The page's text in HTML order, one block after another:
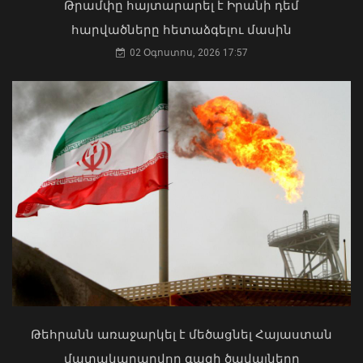
06 Օգոստոս, 2026 22:33
Վթար Լոռու մարզում․ փրկարարները
վարորդին դուրս են բերել
արգելափակումից
Մկրտության արարողությունից հետո
Արտաշատում 14 մարդ թունավորման
ախտանիշներով դիմել է ԲԿ. ՀՎԿԱԿ
02 Օգոստոս, 2026 15:06
Թրամփը հայտարարել է Իրանի դեմ
հարվածները հետաձգելու մասին
02 Օգոստոս, 2026 17:57
Թեհրանն առաջարկել է մեծացնել Հայաստան
մատակարարվող գազի ծավալները